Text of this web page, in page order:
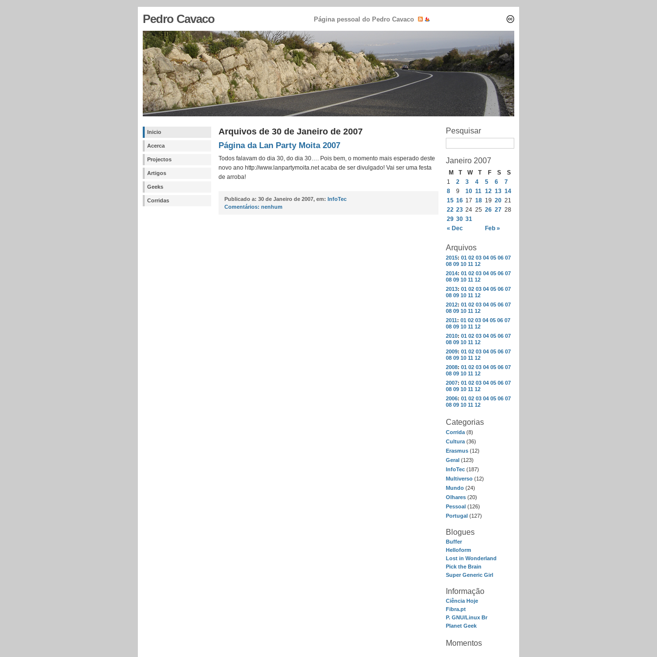
Pedro Cavaco Página pessoal do Pedro Cavaco
Inicio
Acerca
Projectos
Artigos
Geeks
Corridas
Pesquisar
Janeiro 2007
M T W T F S S
« Dec Feb »
1 2 3 4 5 6
7
8
9 10 11 12 13 14
15 16 17 18 19 20 21
22 23 24 25 26 27 28
29 30 31
Arquivos
2015: 01 02 03 04 05 06 07
08 09 10 11 12
2014: 01 02 03 04 05 06 07
08 09 10 11 12
2013: 01 02 03 04 05 06 07
08 09 10 11 12
2012: 01 02 03 04 05 06 07
08 09 10 11 12
2011: 01 02 03 04 05 06 07
08 09 10 11 12
2010: 01 02 03 04 05 06 07
08 09 10 11 12
2009: 01 02 03 04 05 06 07
08 09 10 11 12
2008: 01 02 03 04 05 06 07
08 09 10 11 12
2007: 01 02 03 04 05 06 07
08 09 10 11 12
2006: 01 02 03 04 05 06 07
08 09 10 11 12
Categorias
Corrida (8)
Cultura (36)
Erasmus (12)
Geral (123)
InfoTec (187)
Multiverso (12)
Mundo (24)
Olhares (20)
Pessoal (126)
Portugal (127)
Blogues
Buffer
Helloform
Lost in Wonderland
Pick the Brain
Super Generic Girl
Informação
Ciência Hoje
Fibra.pt
P. GNU/Linux Br
Planet Geek
Momentos
Arquivos de 30 de Janeiro de 2007
Página da Lan Party Moita 2007
Todos falavam do dia 30, do dia 30…. Pois bem, o momento mais esperado deste
novo ano http://www.lanpartymoita.net acaba de ser divulgado! Vai ser uma festa
de arroba!
Publicado a: 30 de Janeiro de 2007, em: InfoTec
Comentários: nenhum